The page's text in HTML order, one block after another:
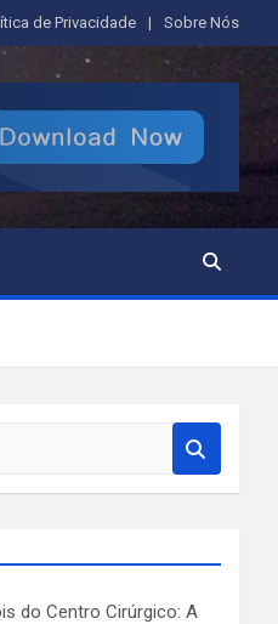
de Privacidade Sobre Nós
do Centro Cirúrgico: A